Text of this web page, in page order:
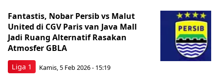
Liga 1
Fantastis, Nobar Persib vs Malut
United di CGV Paris van Java Mall
Jadi Ruang Alternatif Rasakan
Atmosfer GBLA
Kamis, 5 Feb 2026 - 15:19